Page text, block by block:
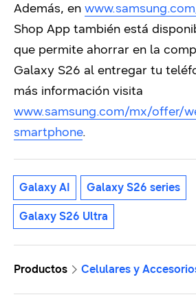
Además, en
Shop App también está
que permite ahorrar en la
Galaxy S26 al entregar tu
más información visita
www.samsung.com/mx/offer/
smartphone.
Galaxy AI Galaxy S26 series
Galaxy S26 Ultra
Productos Celulares y